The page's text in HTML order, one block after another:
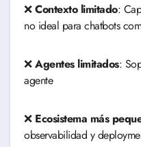
❌Contexto limitado:
no ideal para chatbots
❌Agentes limitados:
agente
❌ Ecosistema más
observabilidad y